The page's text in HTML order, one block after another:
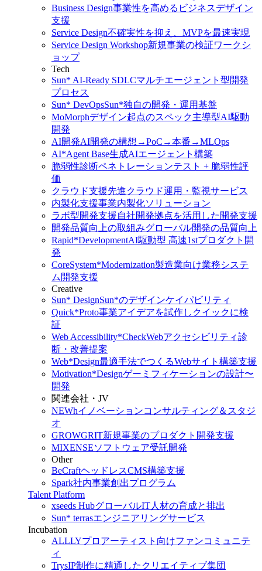
Business Design事業性を高めるビジネスデザイン
支援
Service Design不確実性を抑え、MVPを最速実現
Service Design Workshop新規事業の検証ワークシ
ョップ
Tech
Sun* AI-Ready SDLCマルチエージェント型開発
プロセス
Sun* DevOpsSun*独自の開発・運用基盤
MoMorphデザイン起点のスペック主導型AI駆動
開発
AI開発AI開発の構想→PoC→本番→MLOps
AI*Agent Base生成AIエージェント構築
脆弱性診断ペネトレーションテスト + 脆弱性評
価
クラウド支援先進クラウド運用・監視サービス
内製化支援事業内製化ソリューション
ラボ型開発支援自社開発拠点を活用した開発支援
開発品質向上の取組みグローバル開発の品質向上
Rapid*DevelopmentAI駆動型 高速1stプロダクト開
発
CoreSystem*Modernization製造業向け業務システ
ム開発支援
Creative
Sun* DesignSun*のデザインケイパビリティ
Quick*Proto事業アイデアを試作しクイックに検
証
Web Accessibility*CheckWebアクセシビリティ診
断・改善提案
Web*Design最適手法でつくるWebサイト構築支援
Motivation*Designゲーミフィケーションの設計〜
開発
関連会社・JV
NEWhイノベーションコンサルティング＆スタジ
オ
GROWGRIT新規事業のプロダクト開発支援
MIXENSEソフトウェア受託開発
Other
BeCraftヘッドレスCMS構築支援
Spark社内事業創出プログラム
Talent Platform
xseeds HubグローバルIT人材の育成と排出
Sun* terrasエンジニアリングサービス
Incubation
ALLLYプロアーティスト向けファンコミュニテ
ィ
TrysIP制作に精通したクリエイティブ集団